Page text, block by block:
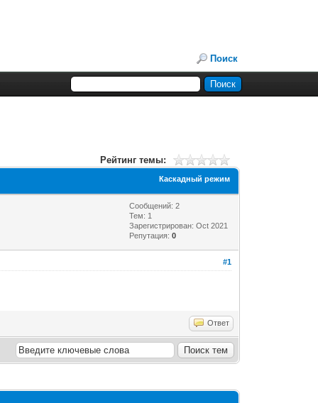
Поиск
Рейтинг темы:
Каскадный режим
Сообщений: 2
Тем: 1
Зарегистрирован: Oct 2021
Репутация:0
#1
Ответ